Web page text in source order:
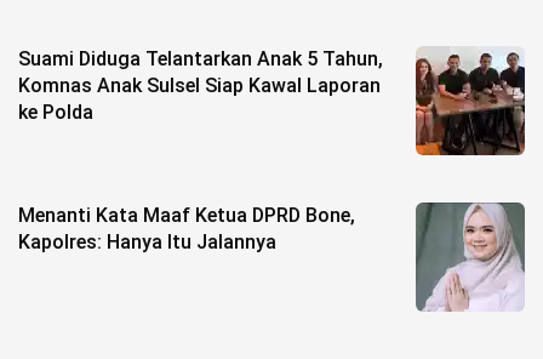
Suami Diduga Telantarkan Anak 5 Tahun,
Komnas Anak Sulsel Siap Kawal Laporan
ke Polda
Menanti Kata Maaf Ketua DPRD Bone,
Kapolres: Hanya Itu Jalannya